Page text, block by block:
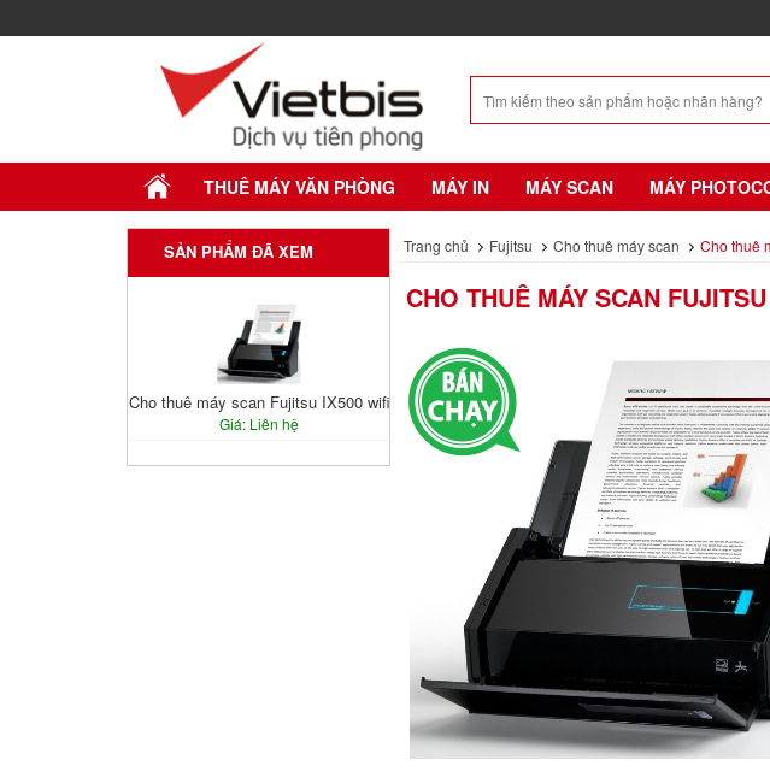
THUÊ MÁY VĂN PHÒNG MÁY IN MÁY SCAN MÁY
SẢN PHẨM ĐÃ XEM
Cho thuê máy scan Fujitsu IX500 wifi
Giá: Liên hệ
Trang chủ Fujitsu Cho thuê máy scan Cho thuê
CHO THUÊ MÁY SCAN